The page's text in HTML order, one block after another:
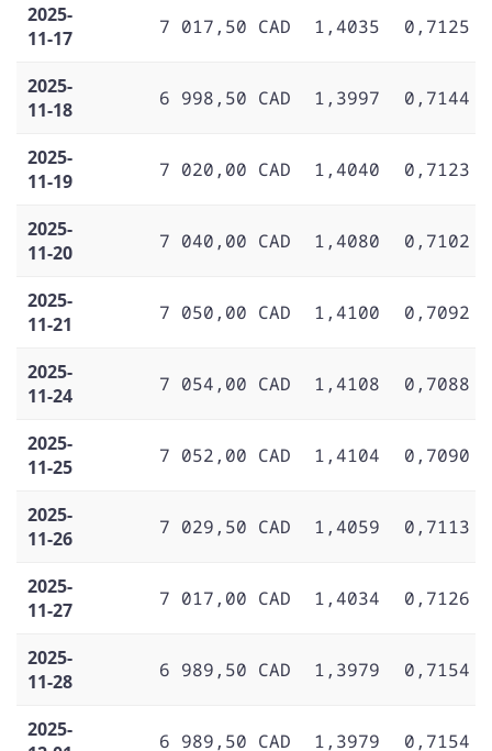
2025-
11-17
7 017,50 CAD 1,4035 0,7125
2025-
11-18
6 998,50 CAD 1,3997 0,7144
2025-
11-19
7 020,00 CAD 1,4040 0,7123
2025-
11-20
7 040,00 CAD 1,4080 0,7102
2025-
11-21
7 050,00 CAD 1,4100 0,7092
2025-
11-24
7 054,00 CAD 1,4108 0,7088
2025-
11-25
7 052,00 CAD 1,4104 0,7090
2025-
11-26
7 029,50 CAD 1,4059 0,7113
2025-
11-27
7 017,00 CAD 1,4034 0,7126
2025-
11-28
6 989,50 CAD 1,3979 0,7154
2025-
6 989,50 CAD 1,3979 0,7154